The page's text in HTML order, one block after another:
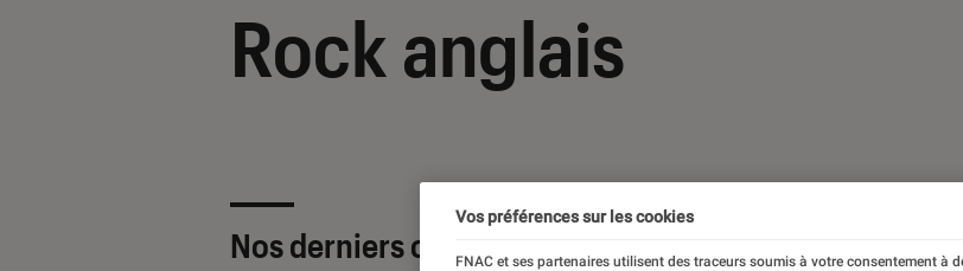
Rock anglais
Nos derniers contenus
Vos préférences sur les cookies
FNAC et ses partenaires utilisent des traceurs soumis à votre consentement à